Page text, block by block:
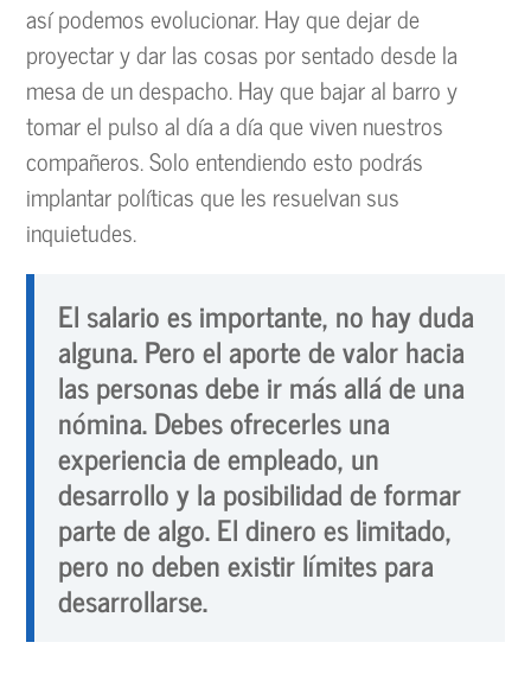
así podemos evolucionar. Hay que dejar de
proyectar y dar las cosas por sentado desde la
mesa de un despacho. Hay que bajar al barro y
tomar el pulso al día a día que viven nuestros
compañeros. Solo entendiendo esto podrás
implantar políticas que les resuelvan sus
inquietudes.
El salario es importante, no hay duda
alguna. Pero el aporte de valor hacia
las personas debe ir más allá de una
nómina. Debes ofrecerles una
experiencia de empleado, un
desarrollo y la posibilidad de formar
parte de algo. El dinero es limitado,
pero no deben existir límites para
desarrollarse.